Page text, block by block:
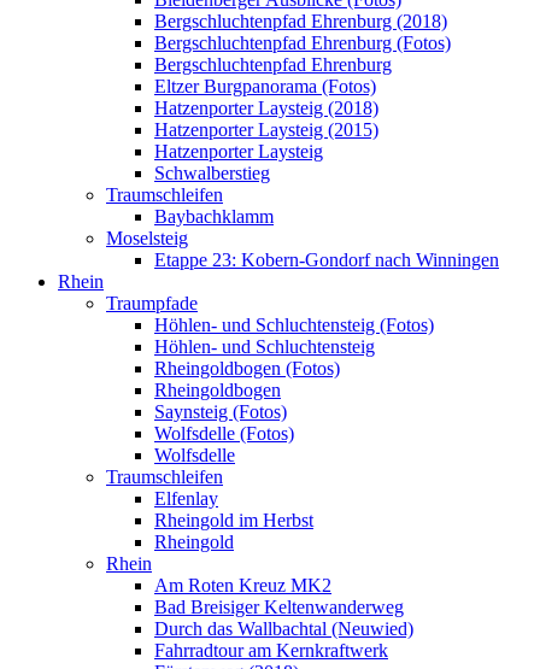
Bergschluchtenpfad Ehrenburg (2018)
Bergschluchtenpfad Ehrenburg (Fotos)
Bergschluchtenpfad Ehrenburg
Eltzer Burgpanorama (Fotos)
Hatzenporter Laysteig (2018)
Hatzenporter Laysteig (2015)
Hatzenporter Laysteig
Schwalberstieg
Traumschleifen
Baybachklamm
Moselsteig
Etappe 23: Kobern-Gondorf nach Winningen
Rhein
Traumpfade
Höhlen- und Schluchtensteig (Fotos)
Höhlen- und Schluchtensteig
Rheingoldbogen (Fotos)
Rheingoldbogen
Saynsteig (Fotos)
Wolfsdelle (Fotos)
Wolfsdelle
Traumschleifen
Elfenlay
Rheingold im Herbst
Rheingold
Rhein
Am Roten Kreuz MK2
Bad Breisiger Keltenwanderweg
Durch das Wallbachtal (Neuwied)
Fahrradtour am Kernkraftwerk